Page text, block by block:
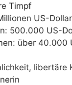
Timpf
US-Dollar
500.000 US-
über 40.000
libertäre